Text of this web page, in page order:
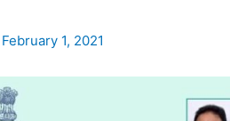
February 1, 2021